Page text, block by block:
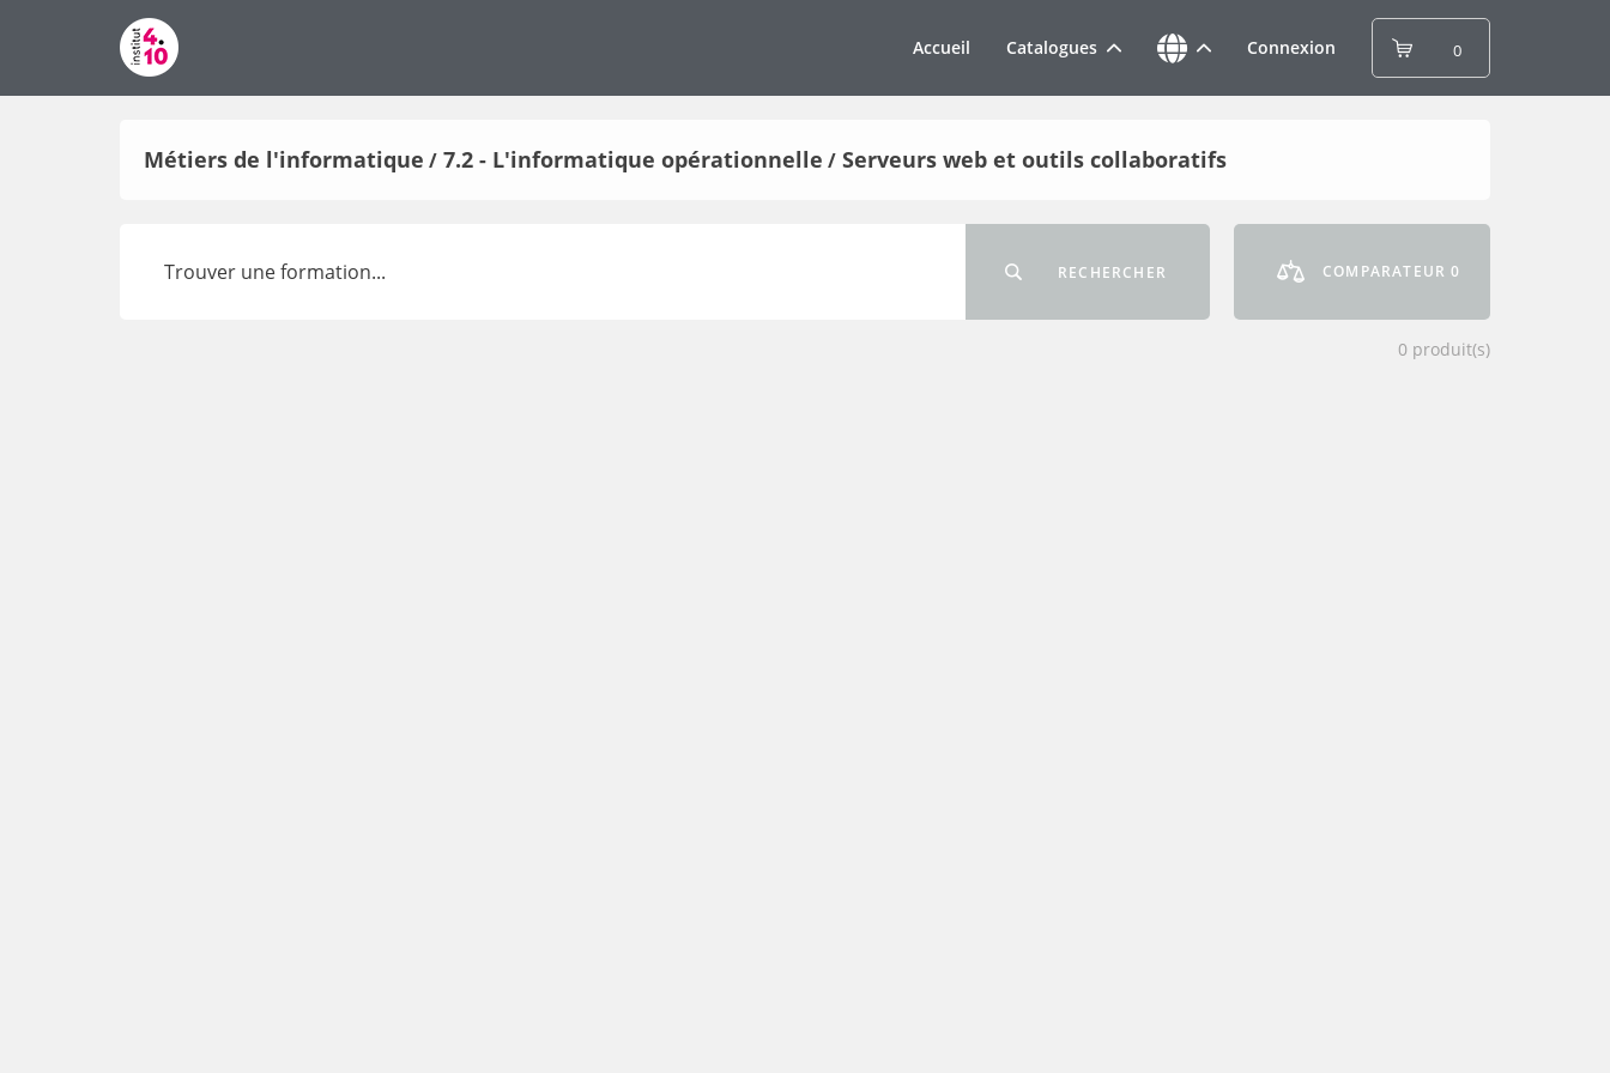
Accueil Catalogues Connexion 0
Métiers de l'informatique / 7.2 - L'informatique opérationnelle / Serveurs web et outils collaboratifs
RECHERCHER COMPARATEUR0
0 produit(s)